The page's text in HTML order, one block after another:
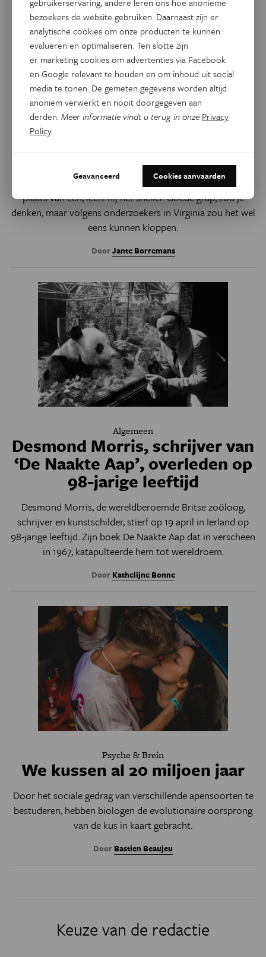
Als je je huisdier twee snoepjes geeft voor een trucje in
plaats van één, leert hij het sneller. Goede grap, zou je
denken, maar volgens onderzoekers in Virginia zou het wel
eens kunnen kloppen.
DoorJante Borremans
Algemeen
Desmond Morris, schrijver van
‘De Naakte Aap’, overleden op
98-jarige leeftijd
Desmond Morris, de wereldberoemde Britse zoöloog,
schrijver en kunstschilder, stierf op 19 april in Ierland op
98-jarige leeftijd. Zijn boek De Naakte Aap dat in verscheen
in 1967, katapulteerde hem tot wereldroem.
Door Kathelijne Bonne
Psyche & Brein
We kussen al 20 miljoen jaar
Door het sociale gedrag van verschillende apensoorten te
bestuderen, hebben biologen de evolutionaire oorsprong
van de kus in kaart gebracht.
Door Bastien Beaujeu
Keuze van de redactie
bezoekers de website gebruiken. Daarnaast zijn er
analytische cookies om onze producten te kunnen
evalueren en optimaliseren. Ten slotte zijn
er marketing cookies om advertenties via Facebook
en Google relevant te houden en om inhoud uit social
media te tonen. De gemeten gegevens worden altijd
anoniem verwerkt en nooit doorgegeven aan
derden.Meer informatie vindt u terug in onze Privacy
Policy.
Geavanceerd Cookies aanvaarden